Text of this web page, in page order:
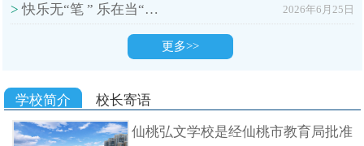
>快乐无“笔 ” 乐在当“… 2026年6月25日
更多>>
学校简介 校长寄语
仙桃弘文学校是经仙桃市教育局批准